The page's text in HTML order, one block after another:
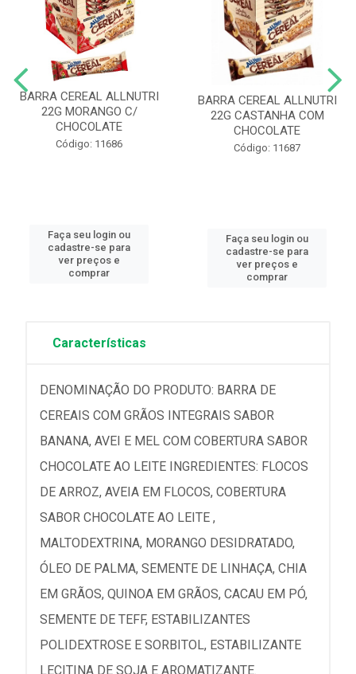
BARRA CEREAL ALLNUTRI
22G MORANGO C/
CHOCOLATE
Código: 11686
Faça seu login ou
cadastre-se para
ver preços e
comprar
BARRA CEREAL ALLNUTRI
22G CASTANHA COM
CHOCOLATE
Código: 11687
Faça seu login ou
cadastre-se para
ver preços e
comprar
Características
DENOMINAÇÃO DO PRODUTO: BARRA DE
CEREAIS COM GRÃOS INTEGRAIS SABOR
BANANA, AVEI E MEL COM COBERTURA SABOR
CHOCOLATE AO LEITE INGREDIENTES: FLOCOS
DE ARROZ, AVEIA EM FLOCOS, COBERTURA
SABOR CHOCOLATE AO LEITE ,
MALTODEXTRINA, MORANGO DESIDRATADO,
ÓLEO DE PALMA, SEMENTE DE LINHAÇA, CHIA
EM GRÃOS, QUINOA EM GRÃOS, CACAU EM PÓ,
SEMENTE DE TEFF, ESTABILIZANTES
POLIDEXTROSE E SORBITOL, ESTABILIZANTE
LECITINA DE SOJA E AROMATIZANTE.